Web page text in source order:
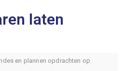
laten
en plannen opdrachten op